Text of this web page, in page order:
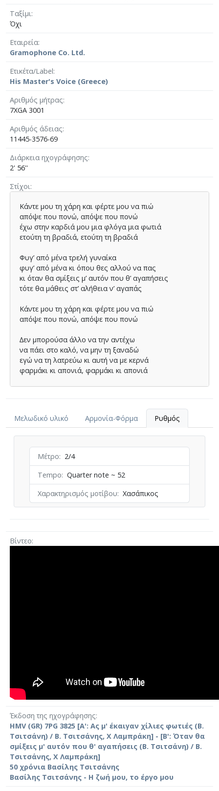
Ταξίμι
Όχι
Εταιρεία
Gramophone Co. Ltd.
Ετικέτα/Label
His Master's Voice (Greece)
Αριθμός μήτρας
7XGA 3001
Αριθμός άδειας
11445-3576-69
Διάρκεια ηχογράφησης
2' 56''
Στίχοι
Κάντε µου τη χάρη και φέρτε µου να πιώ
απόψε που πονώ, απόψε που πονώ
έχω στην καρδιά µου µια φλόγα µια φωτιά
ετούτη τη βραδιά, ετούτη τη βραδιά
Φυγ’ από µένα τρελή γυναίκα
φυγ’ από µένα κι όπου θες αλλού να πας
κι όταν θα σµίξεις µ’ αυτόν που θ’ αγαπήσεις
τότε θα µάθεις στ’ αλήθεια ν’ αγαπάς
Κάντε µου τη χάρη και φέρτε µου να πιώ
απόψε που πονώ, απόψε που πονώ
∆εν µπορούσα άλλο να την αντέχω
να πάει στο καλό, να µην τη ξαναδώ
εγώ να τη λατρεύω κι αυτή να µε κερνά
φαρµάκι κι απονιά, φαρµάκι κι απονιά
κι όταν θα σµίξεις µ’ αυτόν που θ’ αγαπήσεις
τότε θα µάθεις στ’ αλήθεια ν’ αγαπάς
απόψε που πονώ, απόψε που πονώ
Μελωδικό υλικό Αρμονία-Φόρμα Ρυθμός
Μέτρο
2/4
Tempo
Quarter note ~ 52
Χαρακτηρισμός μοτίβου
Χασάπικος
Βίντεο
Έκδοση της ηχογράφησης
HMV (GR) 7PG 3825 [Α': Ας μ' έκαιγαν χίλιες φωτιές (Β.
Τσιτσάνη) / Β. Τσιτσάνης, Χ Λαμπράκη] - [Β': Όταν θα
σμίξεις μ' αυτόν που θ' αγαπήσεις (Β. Τσιτσάνη) / Β.
Τσιτσάνης, Χ Λαμπράκη]
50 χρόνια Βασίλης Τσιτσάνης
Βασίλης Τσιτσάνης - Η ζωή μου, το έργο μου